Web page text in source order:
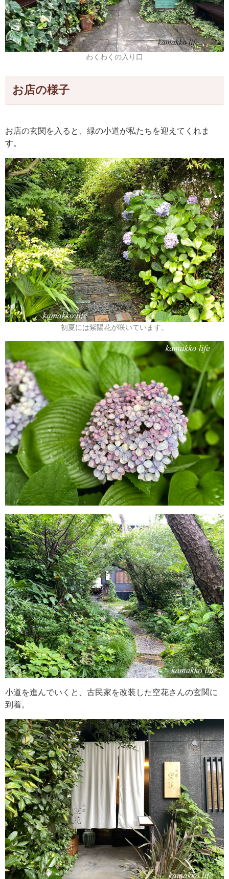
わくわくの入り口
お店の様子
お店の玄関を入ると、緑の小道が私たちを迎えてくれま
す。
初夏には紫陽花が咲いています。
小道を進んでいくと、古民家を改装した空花さんの玄関に
到着。